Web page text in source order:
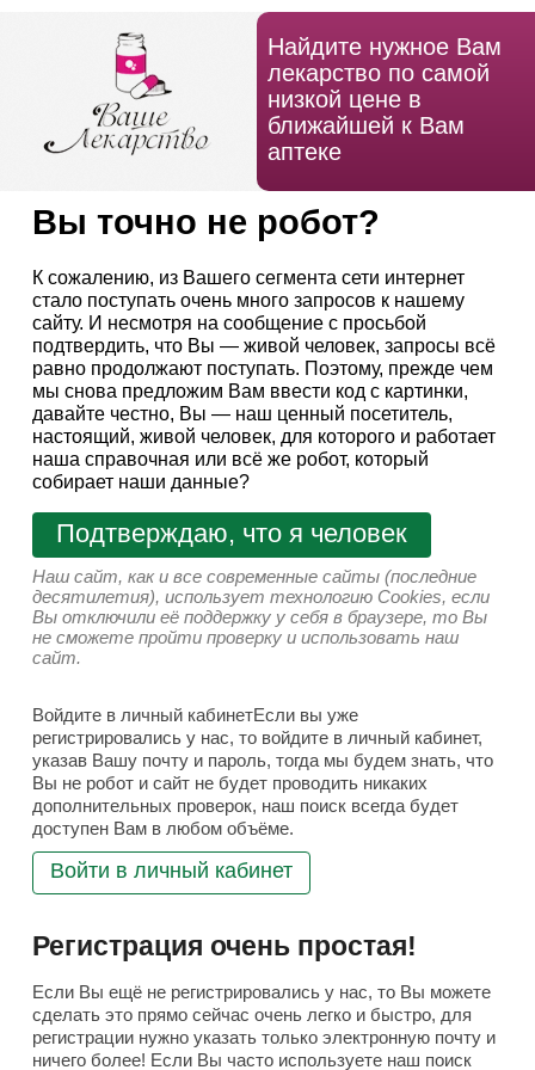
Найдите нужное Вам
лекарство по самой
низкой цене в
ближайшей к Вам
аптеке
Вы точно не робот?
К сожалению, из Вашего сегмента сети интернет
стало поступать очень много запросов к нашему
сайту. И несмотря на сообщение с просьбой
подтвердить, что Вы — живой человек, запросы всё
равно продолжают поступать. Поэтому, прежде чем
мы снова предложим Вам ввести код с картинки,
давайте честно, Вы — наш ценный посетитель,
настоящий, живой человек, для которого и работает
наша справочная или всё же робот, который
собирает наши данные?
Подтверждаю, что я человек
Наш сайт, как и все современные сайты (последние
десятилетия), использует технологию Cookies, если
Вы отключили её поддержку у себя в браузере, то Вы
не сможете пройти проверку и использовать наш
сайт.
Войдите в личный кабинетЕсли вы уже
регистрировались у нас, то войдите в личный кабинет,
указав Вашу почту и пароль, тогда мы будем знать, что
Вы не робот и сайт не будет проводить никаких
дополнительных проверок, наш поиск всегда будет
доступен Вам в любом объёме.
Войти в личный кабинет
Регистрация очень простая!
Если Вы ещё не регистрировались у нас, то Вы можете
сделать это прямо сейчас очень легко и быстро, для
регистрации нужно указать только электронную почту и
ничего более! Если Вы часто используете наш поиск